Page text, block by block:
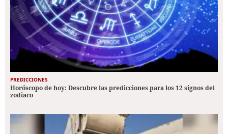
PREDICCIONES
Horóscopo de hoy: Descubre las predicciones para los 12 signos del
zodiaco